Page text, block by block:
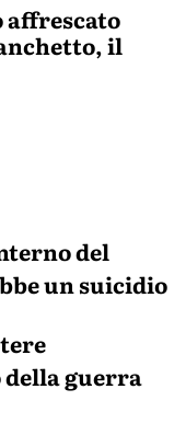
affrescato
il
del
un suicidio
guerra